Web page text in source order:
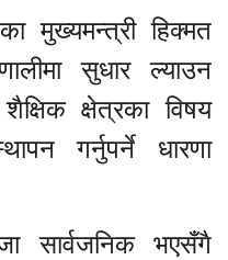
मुख्यमन्त्री हिक्मत
सुधार ल्याउन
क्षेत्रका विषय
गर्नुपर्ने धारणा
सार्वजनिक भएसँगै